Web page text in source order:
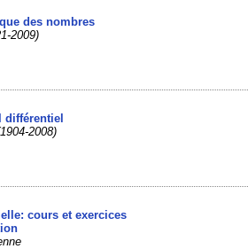
des nombres
2009)
différentiel
2008)
cours et exercices